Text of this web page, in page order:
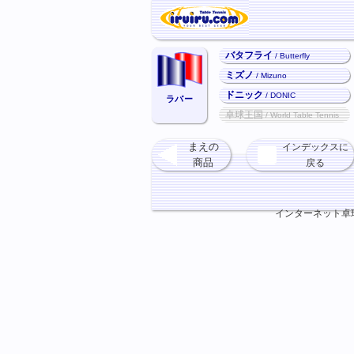
ラバー
バタフライ/ Butterfly
ミズノ/ Mizuno
ドニック/ DONIC
卓球王国/ World Table Tennis
まえの
商品
インデックスに
戻る
インターネット